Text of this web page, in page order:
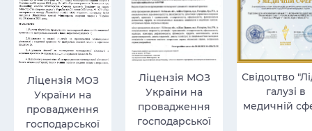
Ліцензія МОЗ
України на
провадження
господарської
Ліцензія МОЗ
України на
провадження
господарської
Свідоцтво
галузі в
медичній